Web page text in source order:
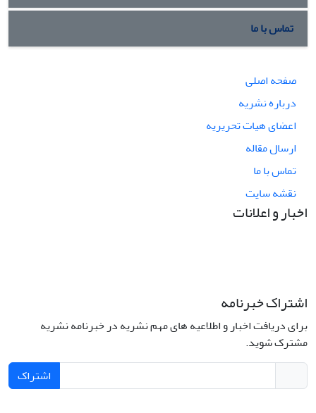
تماس با ما
صفحه اصلی
درباره نشریه
اعضای هیات تحریریه
ارسال مقاله
تماس با ما
نقشه سایت
اخبار و اعلانات
اشتراک خبرنامه
برای دریافت اخبار و اطلاعیه های مهم نشریه در خبرنامه نشریه
مشترک شوید.
اشتراک